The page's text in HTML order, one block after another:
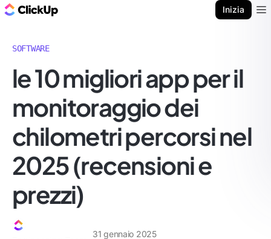
Inizia
SOFTWARE
le 10 migliori app per il
monitoraggio dei
chilometri percorsi nel
2025 (recensioni e
prezzi)
31 gennaio 2025